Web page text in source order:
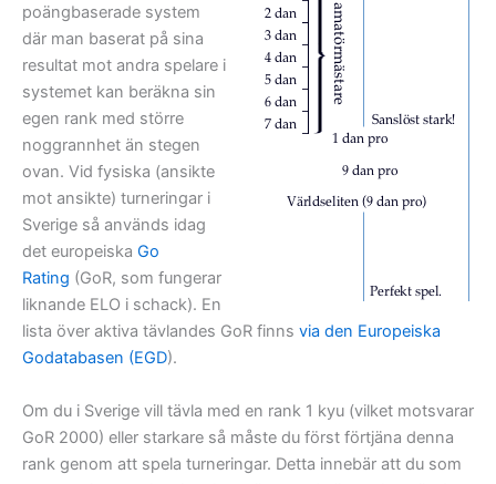
poängbaserade system
där man baserat på sina
resultat mot andra spelare i
systemet kan beräkna sin
egen rank med större
noggrannhet än stegen
ovan. Vid fysiska (ansikte
mot ansikte) turneringar i
Sverige så används idag
det europeiska Go
Rating (GoR, som fungerar
liknande ELO i schack). En
lista över aktiva tävlandes GoR finns via den Europeiska
Godatabasen (EGD).
Om du i Sverige vill tävla med en rank 1 kyu (vilket motsvarar
GoR 2000) eller starkare så måste du först förtjäna denna
rank genom att spela turneringar. Detta innebär att du som